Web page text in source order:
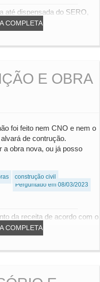
COMPLETA
até dispensada do SERO,
20...
E OBRA
foi feito nem CNO e nem o
de contrução.
a obra nova, ou já posso
construção civil
Perguntado em 08/03/2023
COMPLETA
da receita de acordo com o